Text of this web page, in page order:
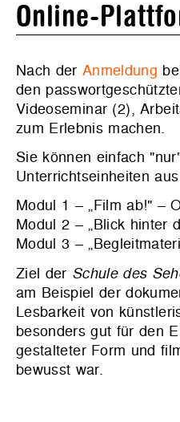
Online-
Nach der Anmeldung
den
Videoseminar (2),
zum Erlebnis machen.
Sie können einfach
Unterrichtseinheiten
Modul 1 – „Film ab!" –
Modul 2 – „Blick hinter
Modul 3 –
Ziel der Schule des
am Beispiel der
Lesbarkeit von
besonders gut für den
gestalteter Form und
bewusst war.